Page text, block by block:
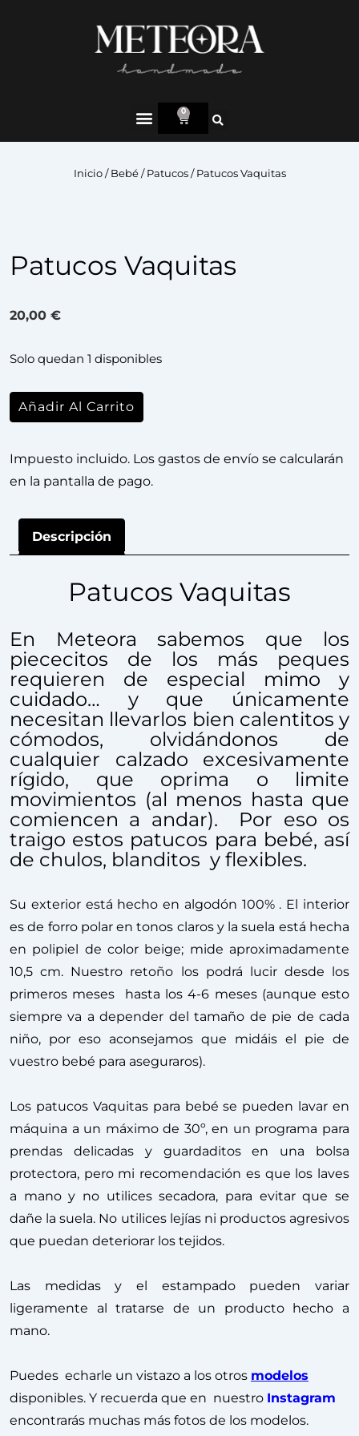
0
Inicio/Bebé/Patucos/ Patucos Vaquitas
Patucos Vaquitas
20,00 €
Solo quedan 1 disponibles
Añadir Al Carrito
Impuesto incluido. Los gastos de envío se calcularán
en la pantalla de pago.
Descripción
Patucos Vaquitas
En Meteora sabemos que los
piececitos de los más peques
requieren de especial mimo y
cuidado… y que únicamente
necesitan llevarlos bien calentitos y
cómodos, olvidándonos de
cualquier calzado excesivamente
rígido, que oprima o limite
movimientos (al menos hasta que
comiencen a andar). Por eso os
traigo estos patucos para bebé, así
de chulos, blanditos y flexibles.
Su exterior está hecho en algodón 100% . El interior
es de forro polar en tonos claros y la suela está hecha
en polipiel de color beige; mide aproximadamente
10,5 cm. Nuestro retoño los podrá lucir desde los
primeros meses hasta los 4-6 meses (aunque esto
siempre va a depender del tamaño de pie de cada
niño, por eso aconsejamos que midáis el pie de
vuestro bebé para aseguraros).
Los patucos Vaquitas para bebé se pueden lavar en
máquina a un máximo de 30º, en un programa para
prendas delicadas y guardaditos en una bolsa
protectora, pero mi recomendación es que los laves
a mano y no utilices secadora, para evitar que se
dañe la suela. No utilices lejías ni productos agresivos
que puedan deteriorar los tejidos.
Las medidas y el estampado pueden variar
ligeramente al tratarse de un producto hecho a
mano.
Puedes echarle un vistazo a los otros modelos
disponibles. Y recuerda que en nuestro Instagram
encontrarás muchas más fotos de los modelos.